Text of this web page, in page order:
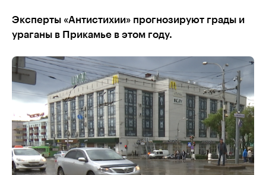
Эксперты «Антистихии» прогнозируют грады и
ураганы в Прикамье в этом году.